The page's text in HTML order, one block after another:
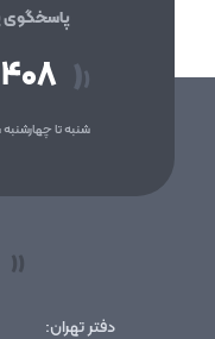
))
شنبه تا چهارشنبه ساعت 9 تا 18 ...
((
دفتر تهران: